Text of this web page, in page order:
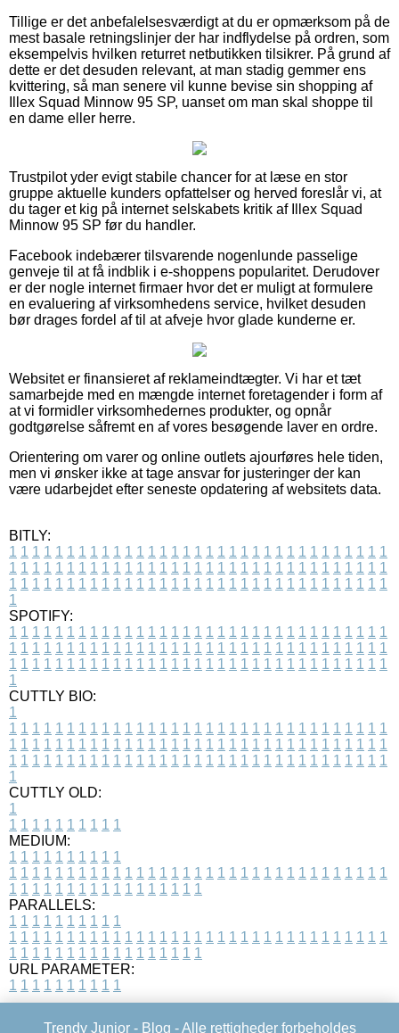
Tillige er det anbefalelsesværdigt at du er opmærksom på de
mest basale retningslinjer der har indflydelse på ordren, som
eksempelvis hvilken returret netbutikken tilsikrer. På grund af
dette er det desuden relevant, at man stadig gemmer ens
kvittering, så man senere vil kunne bevise sin shopping af
Illex Squad Minnow 95 SP, uanset om man skal shoppe til
en dame eller herre.
Trustpilot yder evigt stabile chancer for at læse en stor
gruppe aktuelle kunders opfattelser og herved foreslår vi, at
du tager et kig på internet selskabets kritik af Illex Squad
Minnow 95 SP før du handler.
Facebook indebærer tilsvarende nogenlunde passelige
genveje til at få indblik i e-shoppens popularitet. Derudover
er der nogle internet firmaer hvor det er muligt at formulere
en evaluering af virksomhedens service, hvilket desuden
bør drages fordel af til at afveje hvor glade kunderne er.
Websitet er finansieret af reklameindtægter. Vi har et tæt
samarbejde med en mængde internet foretagender i form af
at vi formidler virksomhedernes produkter, og opnår
godtgørelse såfremt en af vores besøgende laver en ordre.
Orientering om varer og online outlets ajourføres hele tiden,
men vi ønsker ikke at tage ansvar for justeringer der kan
være udarbejdet efter seneste opdatering af websitets data.
BITLY:
1 1 1 1 1 1 1 1 1 1 1 1 1 1 1 1 1 1 1 1 1 1 1 1 1 1 1 1 1 1 1 1 1
1 1 1 1 1 1 1 1 1 1 1 1 1 1 1 1 1 1 1 1 1 1 1 1 1 1 1 1 1 1 1 1 1
1 1 1 1 1 1 1 1 1 1 1 1 1 1 1 1 1 1 1 1 1 1 1 1 1 1 1 1 1 1 1 1 1
1
SPOTIFY:
1 1 1 1 1 1 1 1 1 1 1 1 1 1 1 1 1 1 1 1 1 1 1 1 1 1 1 1 1 1 1 1 1
1 1 1 1 1 1 1 1 1 1 1 1 1 1 1 1 1 1 1 1 1 1 1 1 1 1 1 1 1 1 1 1 1
1 1 1 1 1 1 1 1 1 1 1 1 1 1 1 1 1 1 1 1 1 1 1 1 1 1 1 1 1 1 1 1 1
1
CUTTLY BIO:
1
1 1 1 1 1 1 1 1 1 1 1 1 1 1 1 1 1 1 1 1 1 1 1 1 1 1 1 1 1 1 1 1 1
1 1 1 1 1 1 1 1 1 1 1 1 1 1 1 1 1 1 1 1 1 1 1 1 1 1 1 1 1 1 1 1 1
1 1 1 1 1 1 1 1 1 1 1 1 1 1 1 1 1 1 1 1 1 1 1 1 1 1 1 1 1 1 1 1 1
1
CUTTLY OLD:
1
1 1 1 1 1 1 1 1 1 1
MEDIUM:
1 1 1 1 1 1 1 1 1 1
1 1 1 1 1 1 1 1 1 1 1 1 1 1 1 1 1 1 1 1 1 1 1 1 1 1 1 1 1 1 1 1 1
1 1 1 1 1 1 1 1 1 1 1 1 1 1 1 1 1
PARALLELS:
1 1 1 1 1 1 1 1 1 1
1 1 1 1 1 1 1 1 1 1 1 1 1 1 1 1 1 1 1 1 1 1 1 1 1 1 1 1 1 1 1 1 1
1 1 1 1 1 1 1 1 1 1 1 1 1 1 1 1 1
URL PARAMETER:
1 1 1 1 1 1 1 1 1 1
Trendy Junior - Blog - Alle rettigheder forbeholdes